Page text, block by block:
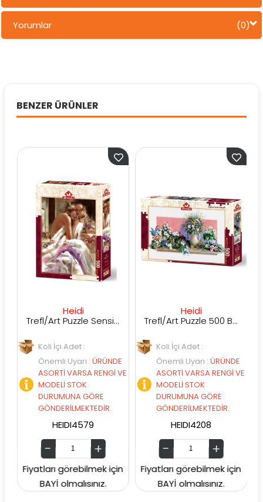
Yorumlar (0)
BENZER ÜRÜNLER
Heidi
Trefl/Art Puzzle Sensizken 500 Parça
Koli İçi Adet :
Önemli Uyarı:ÜRÜNDE
ASORTİ VARSA RENGİ VE
MODELİ STOK
DURUMUNA GÖRE
GÖNDERİLMEKTEDİR.
HEIDI4579
Fiyatları görebilmek için
BAYİ olmalısınız.
Heidi
Trefl/Art Puzzle 500 Bahar Çiçekleri 4208
Koli İçi Adet :
Önemli Uyarı:ÜRÜNDE
ASORTİ VARSA RENGİ VE
MODELİ STOK
DURUMUNA GÖRE
GÖNDERİLMEKTEDİR.
HEIDI4208
Fiyatları görebilmek için
BAYİ olmalısınız.